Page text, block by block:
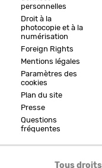
personnelles
Droit à la
photocopie et à la
numérisation
Foreign Rights
Mentions légales
Paramètres des
cookies
Plan du site
Presse
Questions
fréquentes
Tous